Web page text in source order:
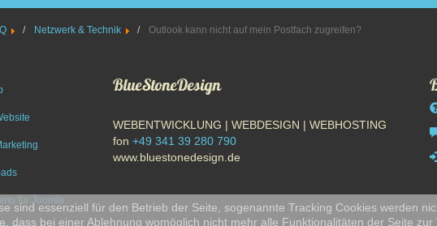
Netzwerk & Technik Outlook kann nicht auf mein Postfach zugreifen?
für Joomla
BlueStoneDesign
WEBENTWICKLUNG | WEBDESIGN | WEBHOSTING
fon +49 341 39 280 790
www.bluestonedesign.de
sind essenziell für den Betrieb der Seite, sogenannte Tracking Cookies werden
dass bei einer Ablehnung womöglich nicht mehr alle Funktionalitäten der Seite zur